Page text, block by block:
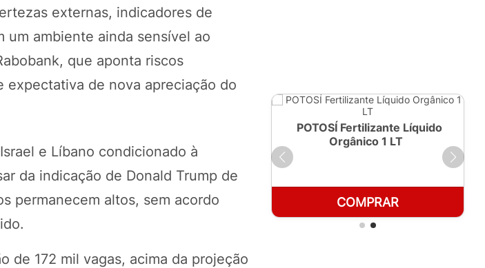
externas, indicadores de
um ambiente ainda sensível ao
que aponta riscos
expectativa de nova apreciação do
e Líbano condicionado à
da indicação de Donald Trump de
permanecem altos, sem acordo
de 172 mil vagas, acima da projeção
COMPRAR
POTOSÍ Fertilizante Líquido
Orgânico 1 LT
COMPRAR